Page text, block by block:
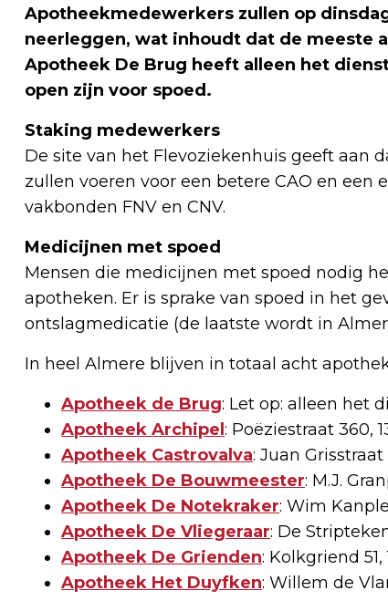
Apotheekmedewerkers zullen op
neerleggen, wat inhoudt dat de meeste
Apotheek De Brug heeft alleen het
open zijn voor spoed.
Staking medewerkers
De site van het Flevoziekenhuis geeft aan
zullen voeren voor een betere CAO en een
vakbonden FNV en CNV.
Medicijnen met spoed
Mensen die medicijnen met spoed nodig
apotheken. Er is sprake van spoed in het
ontslagmedicatie (de laatste wordt in
In heel Almere blijven in totaal acht
Apotheek de Brug: Let op: alleen het
Apotheek Archipel : Poëziestraat 360,
Apotheek Castrovalva: Juan Grisstraat
Apotheek De Bouwmeester: M.J.
Apotheek De Notekraker: Wim
Apotheek De Vliegeraar: De
Apotheek De Grienden: Kolkgriend
Apotheek Het Duyfken: Willem de